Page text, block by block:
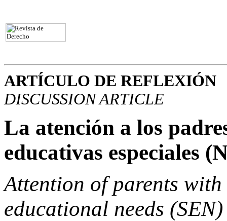
ARTÍCULO DE REFLEXIÓN
DISCUSSION ARTICLE
La atención a los
educativas especiales
Attention of parents
educational needs (SEN)